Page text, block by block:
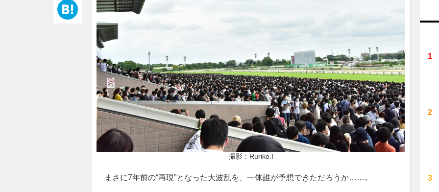
撮影：Ruriko.I
まさに7年前の“再現”となった大波乱を、一体誰が予想できただろうか……。